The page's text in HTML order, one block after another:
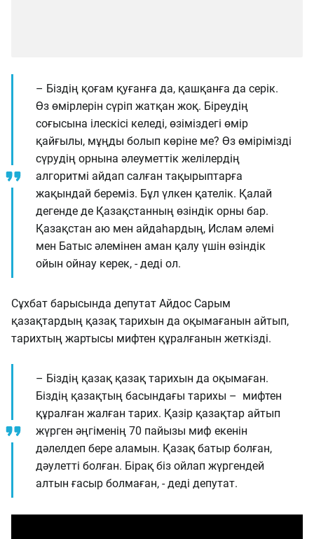
– Біздің қоғам қуғанға да, қашқанға да серік.
Өз өмірлерін сүріп жатқан жоқ. Біреудің
соғысына ілескісі келеді, өзіміздегі өмір
қайғылы, мұңды болып көріне ме? Өз өмірімізді
сүрудің орнына әлеуметтік желілердің
алгоритмі айдап салған тақырыптарға
жақындай береміз. Бұл үлкен қателік. Қалай
дегенде де Қазақстанның өзіндік орны бар.
Қазақстан аю мен айдаһардың, Ислам әлемі
мен Батыс әлемінен аман қалу үшін өзіндік
ойын ойнау керек, - деді ол.
Сұхбат барысында депутат Айдос Сарым
қазақтардың қазақ тарихын да оқымағанын айтып,
тарихтың жартысы мифтен құралғанын жеткізді.
– Біздің қазақ қазақ тарихын да оқымаған.
Біздің қазақтың басындағы тарихы – мифтен
құралған жалған тарих. Қазір қазақтар айтып
жүрген әңгіменің 70 пайызы миф екенін
дәлелдеп бере аламын. Қазақ батыр болған,
дәулетті болған. Бірақ біз ойлап жүргендей
алтын ғасыр болмаған, - деді депутат.